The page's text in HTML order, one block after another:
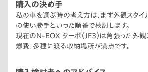
購入の決め手
私の車を選ぶ時の考え方は、まず外観スタイ
の使い勝手といった順番で検討します。
現在のN-BOX ターボ（JF3）は角張った外観
燃費、多種に渡る収納場所が満点です。